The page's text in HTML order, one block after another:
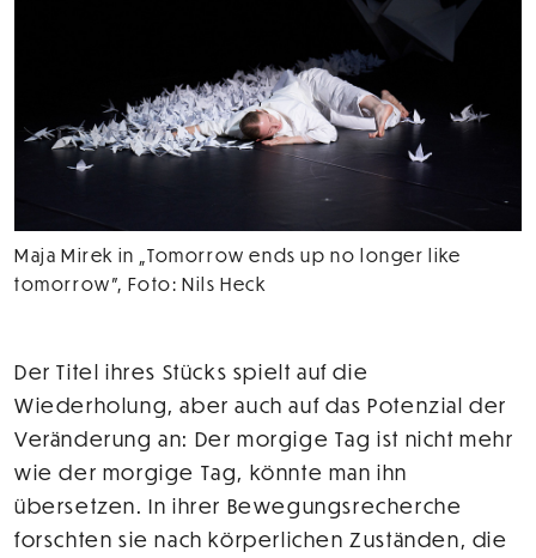
Maja Mirek in „Tomorrow ends up no longer like
tomorrow”, Foto: Nils Heck
Der Titel ihres Stücks spielt auf die
Wiederholung, aber auch auf das Potenzial der
Veränderung an: Der morgige Tag ist nicht mehr
wie der morgige Tag, könnte man ihn
übersetzen. In ihrer Bewegungsrecherche
forschten sie nach körperlichen Zuständen, die